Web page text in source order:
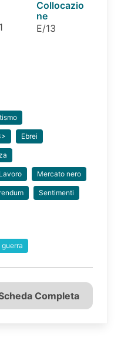
Collocazio
ne
E/13
Ebrei
Lavoro Mercato nero
Sentimenti
Completa